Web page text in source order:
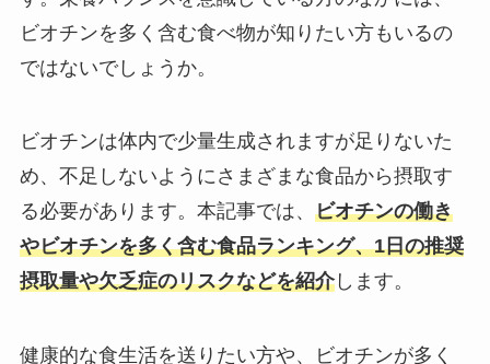
ビオチンを多く含む食べ物が知りたい方もいるの
ではないでしょうか。
ビオチンは体内で少量生成されますが足りないた
め、不足しないようにさまざまな食品から摂取す
る必要があります。本記事では、 ビオチンの働き
やビオチンを多く含む食品ランキング、1日の推奨
摂取量や欠乏症のリスクなどを紹介します。
健康的な食生活を送りたい方や、ビオチンが多く